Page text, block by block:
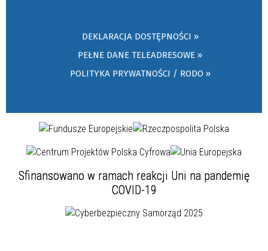
DEKLARACJA DOSTĘPNOŚCI »
PEŁNE DANE TELEADRESOWE »
POLITYKA PRYWATNOŚCI / RODO »
Sfinansowano w ramach reakcji Uni na pandemię
COVID-19